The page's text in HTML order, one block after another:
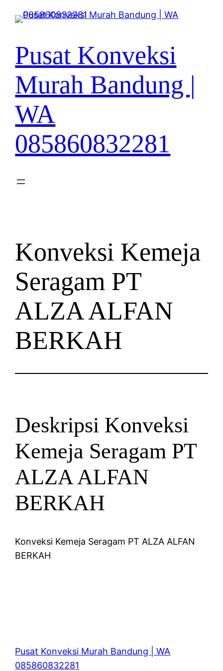
Lewati
Pusat Konveksi
Murah Bandung |
WA
085860832281
Konveksi Kemeja
Seragam PT
ALZA ALFAN
BERKAH
Deskripsi Konveksi
Kemeja Seragam PT
ALZA ALFAN
BERKAH
Konveksi Kemeja Seragam PT ALZA ALFAN
BERKAH
Pusat Konveksi Murah Bandung | WA
085860832281